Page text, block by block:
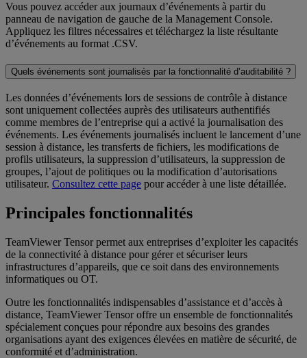
Vous pouvez accéder aux journaux d’événements à partir du
panneau de navigation de gauche de la Management Console.
Appliquez les filtres nécessaires et téléchargez la liste résultante
d’événements au format .CSV.
Quels événements sont journalisés par la fonctionnalité d’auditabilité ?
Les données d’événements lors de sessions de contrôle à distance
sont uniquement collectées auprès des utilisateurs authentifiés
comme membres de l’entreprise qui a activé la journalisation des
événements. Les événements journalisés incluent le lancement d’une
session à distance, les transferts de fichiers, les modifications de
profils utilisateurs, la suppression d’utilisateurs, la suppression de
groupes, l’ajout de politiques ou la modification d’autorisations
utilisateur. Consultez cette page pour accéder à une liste détaillée.
Principales fonctionnalités
TeamViewer Tensor permet aux entreprises d’exploiter les capacités
de la connectivité à distance pour gérer et sécuriser leurs
infrastructures d’appareils, que ce soit dans des environnements
informatiques ou OT.
Outre les fonctionnalités indispensables d’assistance et d’accès à
distance, TeamViewer Tensor offre un ensemble de fonctionnalités
spécialement conçues pour répondre aux besoins des grandes
organisations ayant des exigences élevées en matière de sécurité, de
conformité et d’administration.